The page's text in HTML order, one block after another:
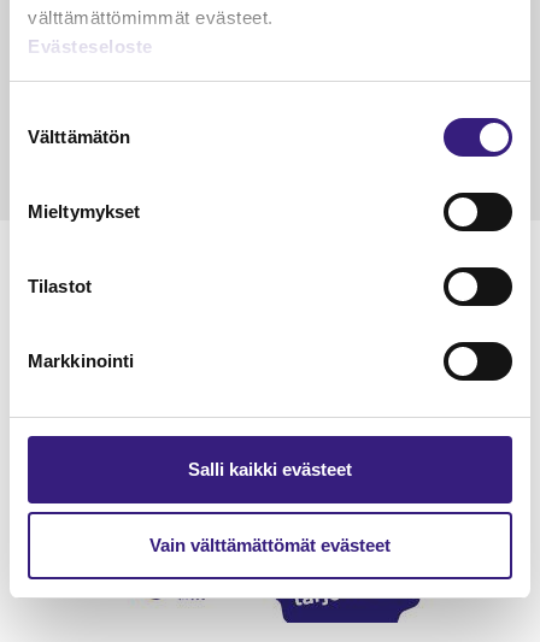
välttämättömimmät evästeet.
Evästeseloste
valinta
Välttämätön
Mieltymykset
Tilastot
Markkinointi
Salli kaikki evästeet
Vain välttämättömät evästeet
KÄDET SAVESSA
Raportointi – aliarvostettu supervoima
24.3.2026 2 min